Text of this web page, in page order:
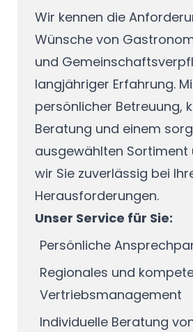
Wir kennen die
Wünsche von
und
langjähriger Erfahrung.
persönlicher Betreuung,
Beratung und einem
ausgewählten Sortiment
wir Sie zuverlässig bei
Herausforderungen.
Unser Service für Sie:
Persönliche
Regionales und
Vertriebsmanagement
Individuelle Beratung